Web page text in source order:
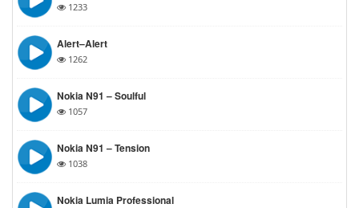
1233
Alert–Alert
1262
Nokia N91 – Soulful
1057
Nokia N91 – Tension
1038
Nokia Lumia Professional